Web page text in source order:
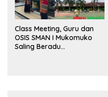
Class Meeting, Guru dan
OSIS SMAN I Mukomuko
Saling Beradu